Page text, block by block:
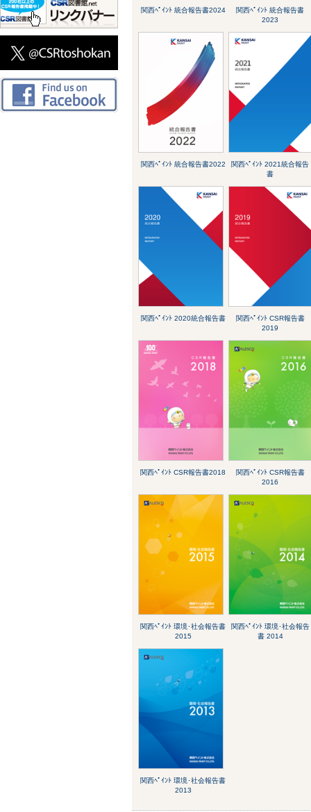
関西ﾍﾟｲﾝﾄ 統合報告書2024
関西ﾍﾟｲﾝﾄ 統合報告書
2023
関西ﾍﾟｲﾝﾄ 統合報告書2022
関西ﾍﾟｲﾝﾄ 2021統合報告
書
関西ﾍﾟｲﾝﾄ 2020統合報告書
関西ﾍﾟｲﾝﾄ CSR報告書
2019
関西ﾍﾟｲﾝﾄ CSR報告書2018
関西ﾍﾟｲﾝﾄ CSR報告書
2016
関西ﾍﾟｲﾝﾄ 環境･社会報告書
2015
関西ﾍﾟｲﾝﾄ 環境･社会報告
書 2014
関西ﾍﾟｲﾝﾄ 環境･社会報告書
2013